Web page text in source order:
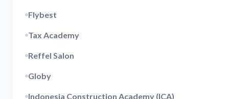
Flybest
Tax Academy
Reffel Salon
Globy
Indonesia Construction Academy (ICA)